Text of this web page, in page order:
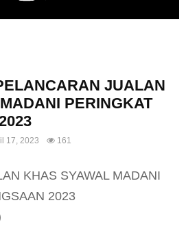
JUALAN
PERINGKAT
17, 2023 161
KHAS SYAWAL MADANI
2023